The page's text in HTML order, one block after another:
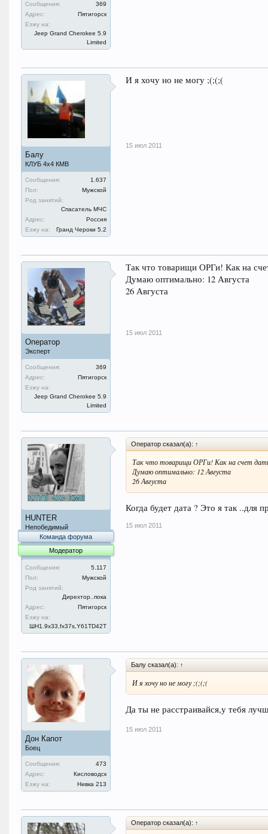
Сообщения:
369
Адрес:
Пятигорск
Езжу на:
Jeep Grand Cherokee 5.9
Limited
Балу
КЛУБ 4х4 КМВ
Сообщения:
1.637
Пол:
Мужской
Род занятий:
Спасатель МЧС
Адрес:
Россия
Езжу на:
Гранд Чероки 5.2
И я хочу но не могу ;(;(;(
15 июл 2011
Оператор
Эксперт
Сообщения:
369
Адрес:
Пятигорск
Езжу на:
Jeep Grand Cherokee 5.9
Limited
Так что товарищи ОРГи! Как на
Думаю оптимально: 12 Августа
26 Августа
15 июл 2011
HUNTER
Непобедимый
Команда форума
Модератор
Сообщения:
5.117
Пол:
Мужской
Род занятий:
Дирехтор..пока
Адрес:
Пятигорск
Езжу на:
ШН1.9x33,fx37s,Y61TD42T
Оператор сказал(а): ↑
Так что товарищи ОРГи! Как на счет
Думаю оптимально: 12 Августа
26 Августа
Когда будет дата ? Это я так ..для
15 июл 2011
Дон Капот
Боец
Сообщения:
473
Адрес:
Кисловодск
Езжу на:
Нивка 213
Балу сказал(а): ↑
И я хочу но не могу ;(;(;(
Да ты не расстраивайся,у тебя
15 июл 2011
Оператор сказал(а): ↑